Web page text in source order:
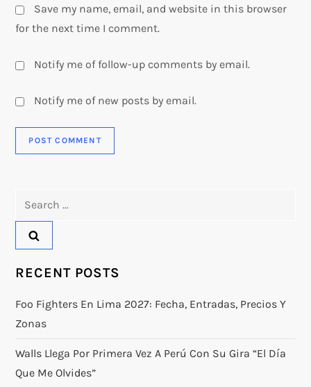
Save my name, email, and website in this browser
for the next time I comment.
Notify me of follow-up comments by email.
Notify me of new posts by email.
RECENT POSTS
Foo Fighters En Lima 2027: Fecha, Entradas, Precios Y
Zonas
Walls Llega Por Primera Vez A Perú Con Su Gira “El Día
Que Me Olvides”